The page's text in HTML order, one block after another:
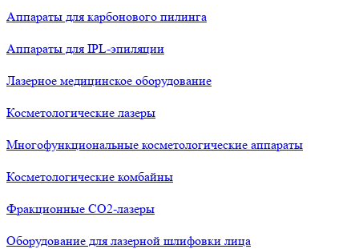
Аппараты для карбонового пилинга
Аппараты для IPL-эпиляции
Лазерное медицинское оборудование
Косметологические лазеры
Многофункциональные косметологические аппараты
Косметологические комбайны
Фракционные СО2-лазеры
Оборудование для лазерной шлифовки лица